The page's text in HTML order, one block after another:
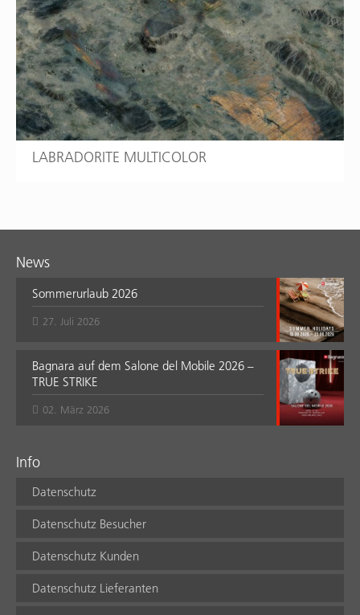
LABRADORITE MULTICOLOR
News
Sommerurlaub 2026
27. Juli 2026
Bagnara auf dem Salone del Mobile 2026 –
TRUE STRIKE
02. März 2026
Info
Datenschutz
Datenschutz Besucher
Datenschutz Kunden
Datenschutz Lieferanten